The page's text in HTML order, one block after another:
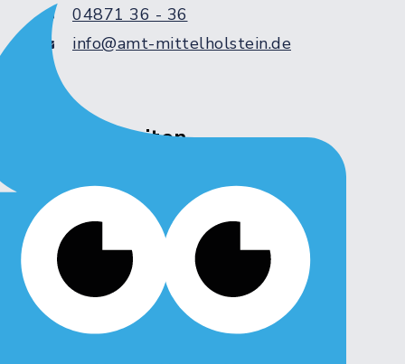
04871 36 - 36
info@amt-mittelholstein.de
Servicezeiten
Montag, Dienstag, Freitag:
8:00 - 12:00 Uhr
Donnerstag:
8:00 - 12:00 Uhr
14:00 - 18:00 Uhr